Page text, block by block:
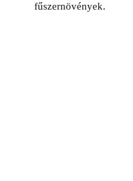
fűszernövények.